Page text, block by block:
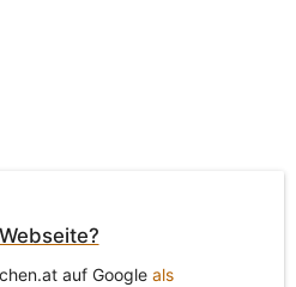
auf Google als